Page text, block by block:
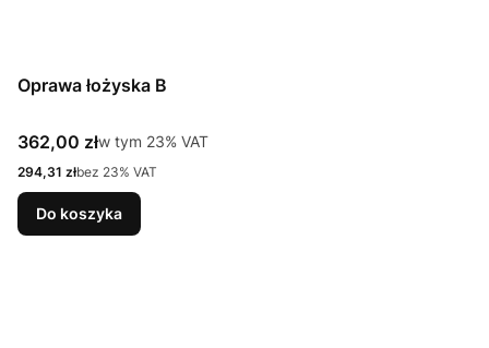
Oprawa łożyska B
Cena brutto
362,00 złw tym %s VAT
w tym 23% VAT
Cena netto
294,31 złbez 23% VAT
Do koszyka